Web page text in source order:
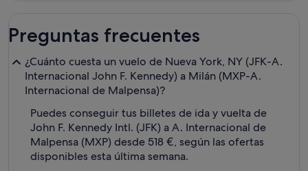
Preguntas frecuentes
¿Cuánto cuesta un vuelo de Nueva York, NY (JFK-A.
Internacional John F. Kennedy) a Milán (MXP-A.
Internacional de Malpensa)?
Puedes conseguir tus billetes de ida y vuelta de
John F. Kennedy Intl. (JFK) a A. Internacional de
Malpensa (MXP) desde 518 €, según las ofertas
disponibles esta última semana.